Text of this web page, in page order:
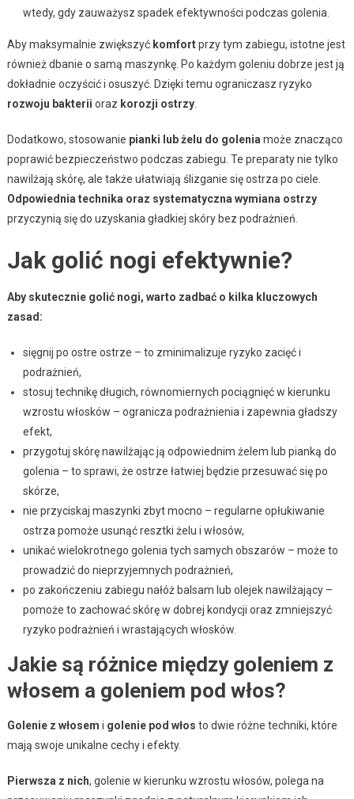
wtedy, gdy zauważysz spadek efektywności podczas golenia.
Aby maksymalnie zwiększyć komfortprzy tym zabiegu, istotne jest
również dbanie o samą maszynkę. Po każdym goleniu dobrze jest ją
dokładnie oczyścić i osuszyć. Dzięki temu ograniczasz ryzyko
rozwoju bakterii oraz korozji ostrzy.
Dodatkowo, stosowanie pianki lub żelu do golenia może znacząco
poprawić bezpieczeństwo podczas zabiegu. Te preparaty nie tylko
nawilżają skórę, ale także ułatwiają ślizganie się ostrza po ciele.
Odpowiednia technika oraz systematyczna wymiana ostrzy
przyczynią się do uzyskania gładkiej skóry bez podrażnień.
Jak golić nogi efektywnie?
Aby skutecznie golić nogi, warto zadbać o kilka kluczowych
zasad:
sięgnij po ostre ostrze – to zminimalizuje ryzyko zacięć i
podrażnień,
stosuj technikę długich, równomiernych pociągnięć w kierunku
wzrostu włosków – ogranicza podrażnienia i zapewnia gładszy
efekt,
przygotuj skórę nawilżając ją odpowiednim żelem lub pianką do
golenia – to sprawi, że ostrze łatwiej będzie przesuwać się po
skórze,
nie przyciskaj maszynki zbyt mocno – regularne opłukiwanie
ostrza pomoże usunąć resztki żelu i włosów,
unikać wielokrotnego golenia tych samych obszarów – może to
prowadzić do nieprzyjemnych podrażnień,
po zakończeniu zabiegu nałóż balsam lub olejek nawilżający –
pomoże to zachować skórę w dobrej kondycji oraz zmniejszyć
ryzyko podrażnień i wrastających włosków.
Jakie są różnice między goleniem z
włosem a goleniem pod włos?
Golenie z włosem i golenie pod włos to dwie różne techniki, które
mają swoje unikalne cechy i efekty.
Pierwsza z nich, golenie w kierunku wzrostu włosów, polega na